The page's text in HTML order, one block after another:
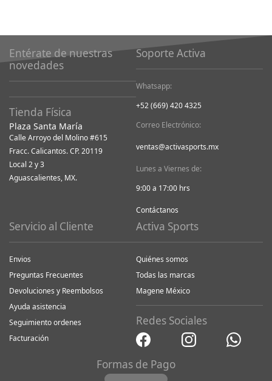
Entérate de nuestras
novedades
Tienda Física
Plaza Santa María
Calle Arroyo del Molino #615
Fracc. Calicantos. CP. 20119
Local 2 y 3
Aguascalientes, MX.
Soporte Activa
Whatsapp:
+52 (669) 420 4325
Correo Electrónico:
ventas@activasports.mx
Lunes a Viernes de:
9:00 a 17:00 hrs
Contáctanos
Servicio al Cliente
Envios
Preguntas Frecuentes
Devoluciones y Reembolsos
Ayuda asistencia
Seguimiento ordenes
Facturación
Activa Sports
Quiénes somos
Todas las marcas
Magene México
Redes Sociales
Formas de Pago